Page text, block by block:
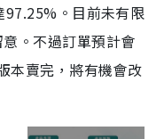
97.25%。目前未有限
。不過訂單預計會
本賣完，將有機會改